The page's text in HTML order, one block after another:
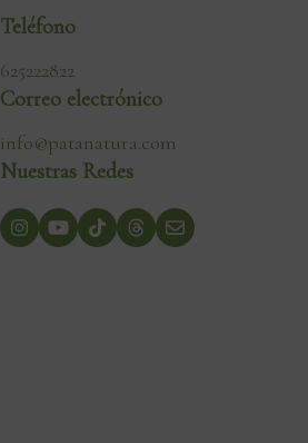
Teléfono
625222822
Correo electrónico
info@patanatura.com
Nuestras Redes